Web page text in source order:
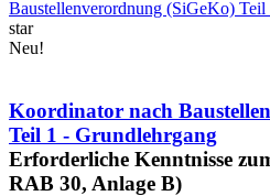
star
Neu!
Koordinator nach
Teil 1 - Grundlehrgang
Erforderliche Kenntnisse
RAB 30, Anlage B)